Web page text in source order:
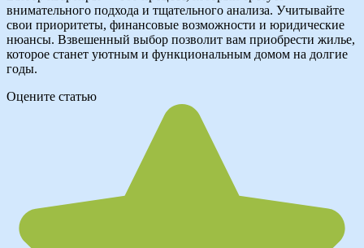
внимательного подхода и тщательного анализа. Учитывайте
свои приоритеты, финансовые возможности и юридические
нюансы. Взвешенный выбор позволит вам приобрести жилье,
которое станет уютным и функциональным домом на долгие
годы.
Оцените статью